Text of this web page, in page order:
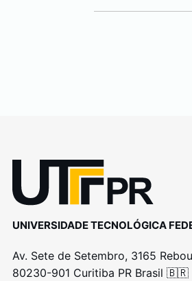
UNIVERSIDADE TECNOLÓGICA
Av. Sete de Setembro, 3165
80230-901 Curitiba PR Brasil 🇧🇷